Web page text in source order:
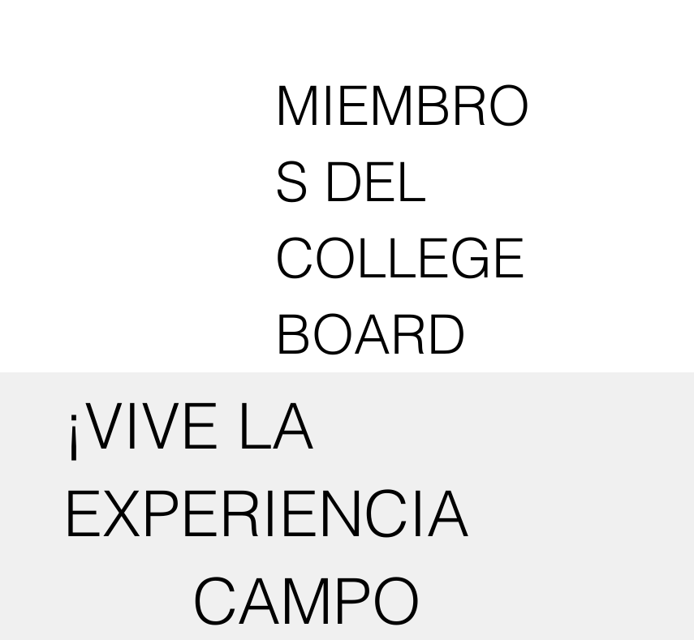
¡VIVE LA
EXPERIENCIA
CAMPO
MIEMBRO
S DEL
COLLEGE
BOARD